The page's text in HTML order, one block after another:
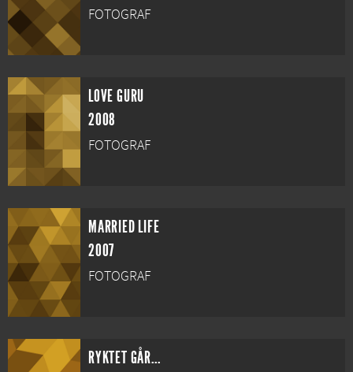
FOTOGRAF
LOVE GURU
2008
FOTOGRAF
MARRIED LIFE
2007
FOTOGRAF
RYKTET GÅR...